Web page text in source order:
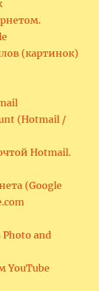
(картинок)
(Hotmail /
Hotmail.
(Google
and
YouTube